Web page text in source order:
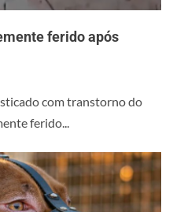
ferido após
com transtorno do
ferido...